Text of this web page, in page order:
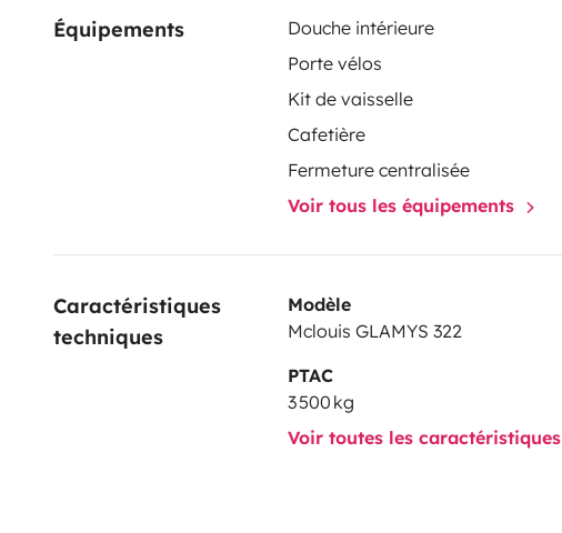
Équipements Douche intérieure
Porte vélos
Kit de vaisselle
Cafetière
Fermeture centralisée
Voir tous les équipements
Caractéristiques
techniques
Modèle
Mclouis GLAMYS 322
PTAC
3 500 kg
Voir toutes les caractéristiques